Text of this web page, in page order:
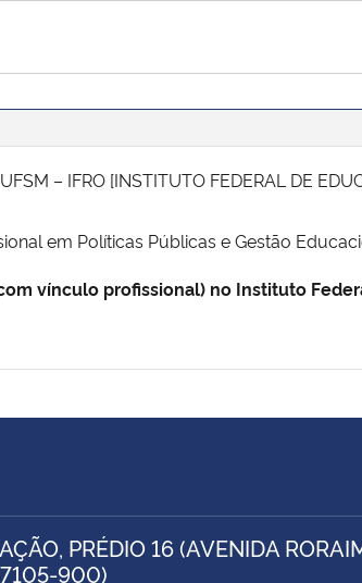
– IFRO [INSTITUTO FEDERAL DE
em Políticas Públicas e Gestão
vínculo profissional) no Instituto
PRÉDIO 16 (AVENIDA
900)